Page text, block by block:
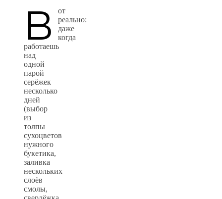
В
от
реально:
даже
когда
работаешь
над
одной
парой
серёжек
несколько
дней
(выбор
из
толпы
сухоцветов
нужного
букетика,
заливка
нескольких
слоёв
смолы,